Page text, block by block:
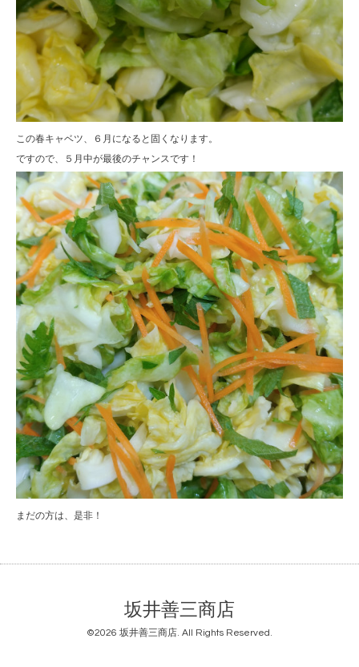
この春キャベツ、６月になると固くなります。
ですので、５月中が最後のチャンスです！
まだの方は、是非！
坂井善三商店
©2026 坂井善三商店. All Rights Reserved.